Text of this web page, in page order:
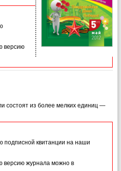
версию
состоят из более мелких единиц —
подписной квитанции на наши
версию журнала можно в